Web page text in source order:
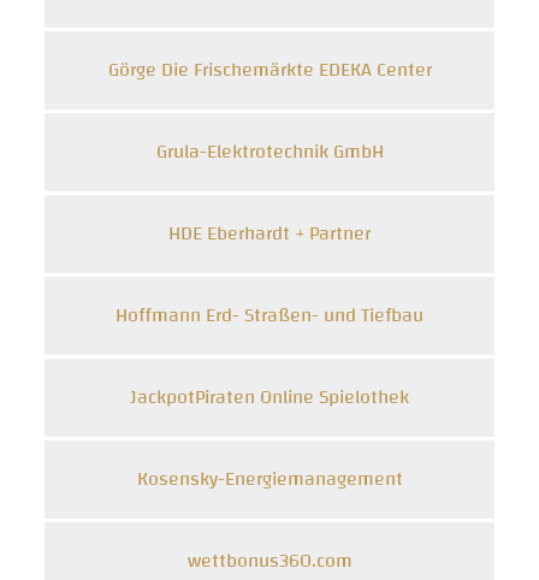
Görge Die Frischemärkte EDEKA Center
Grula-Elektrotechnik GmbH
HDE Eberhardt + Partner
Hoffmann Erd- Straßen- und Tiefbau
JackpotPiraten Online Spielothek
Kosensky-Energiemanagement
wettbonus360.com